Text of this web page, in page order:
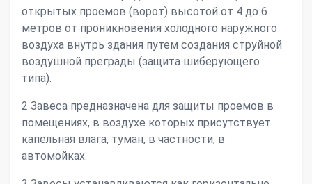
открытых проемов (ворот) высотой от 4 до 6
метров от проникновения холодного наружного
воздуха внутрь здания путем создания струйной
воздушной преграды (защита шиберующего
типа).
2 Завеса предназначена для защиты проемов в
помещениях, в воздухе которых присутствует
капельная влага, туман, в частности, в
автомойках.